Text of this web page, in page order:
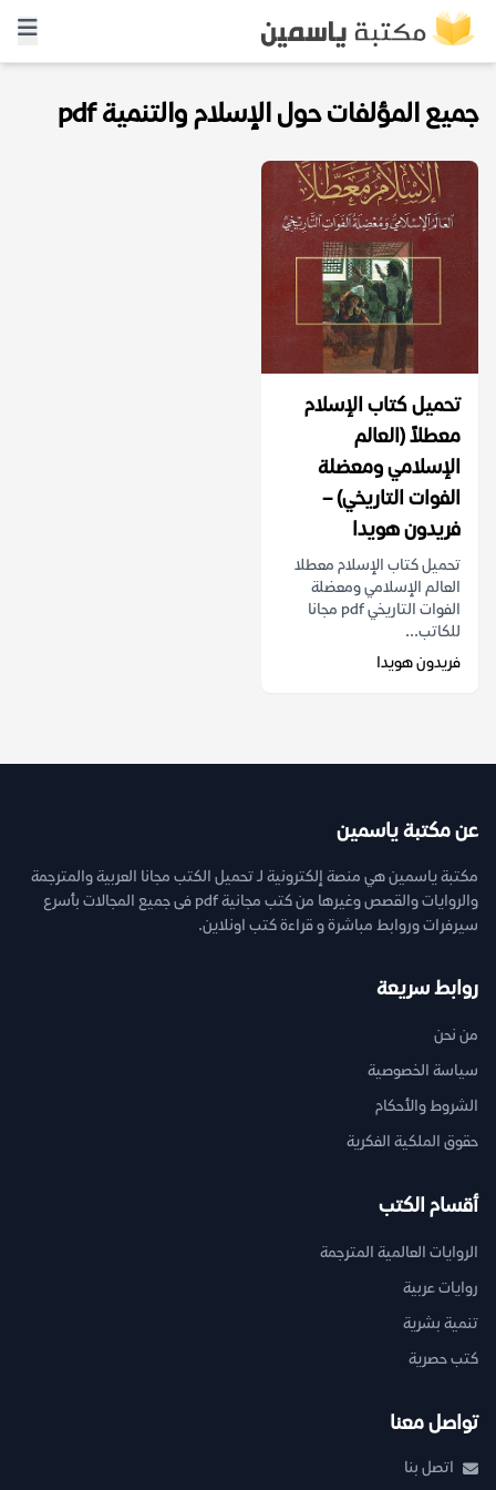
جميع المؤلفات حول الإسلام والتنمية pdf
تحميل كتاب الإسلام
معطلاً (العالم
الإسلامي ومعضلة
الفوات التاريخي) –
فريدون هويدا
تحميل كتاب الإسلام معطلا
العالم الإسلامي ومعضلة
الفوات التاريخي pdf مجانا
للكاتب...
فريدون هويدا
عن مكتبة ياسمين
مكتبة ياسمين هي منصة إلكترونية لـ تحميل الكتب مجانا العربية والمترجمة
والروايات والقصص وغيرها من كتب مجانية pdf فى جميع المجالات بأسرع
سيرفرات وروابط مباشرة و قراءة كتب اونلاين.
روابط سريعة
من نحن
سياسة الخصوصية
الشروط والأحكام
حقوق الملكية الفكرية
أقسام الكتب
الروايات العالمية المترجمة
روايات عربية
تنمية بشرية
كتب حصرية
تواصل معنا
اتصل بنا